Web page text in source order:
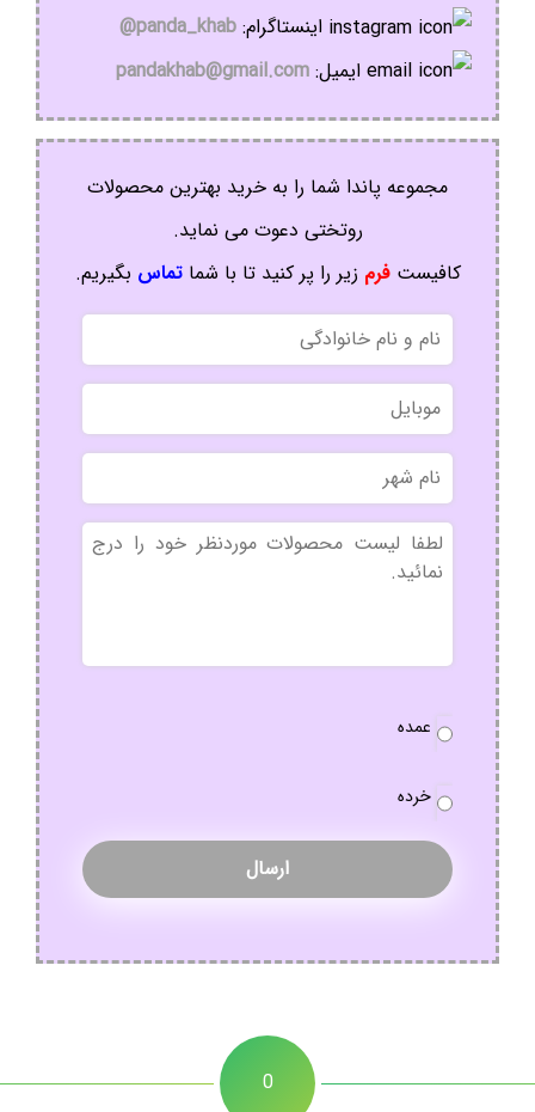
اینستاگرام: panda_khab@
ایمیل: pandakhab@gmail.com
مجموعه پاندا شما را به خرید بهترین محصولات
روتختی دعوت می نماید.
کافیستفرم زیر را پر کنید تا با شماتماس بگیریم.
نام
و
نام
خانوادگی
موبایل
نام
شهر
بدون
عنوان
سفارش
عمده
خرده
0